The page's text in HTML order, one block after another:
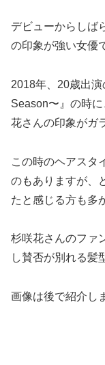
デビューからしば
の印象が強い女優
2018年、20歳出
Season〜』の時
花さんの印象がガ
この時のヘアスタ
のもありますが、
たと感じる方も多
杉咲花さんのファ
し賛否が別れる髪
画像は後で紹介し